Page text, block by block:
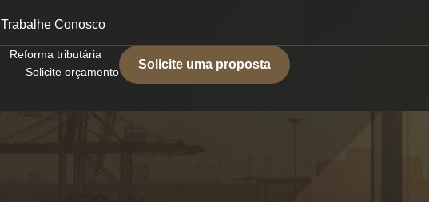
Trabalhe Conosco
Reforma tributária
Solicite orçamento
Solicite uma proposta